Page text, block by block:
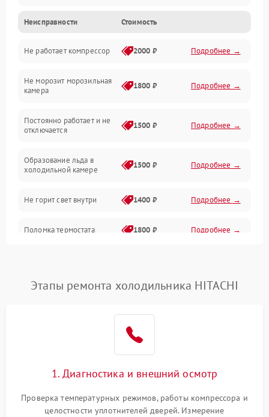
Механика
Электропитание
Дренаж
Неисправности Стоимость
Не работает компрессор 2000 ₽ Подробнее →
Не морозит морозильная
камера
1800 ₽ Подробнее →
Постоянно работает и не
отключается
1500 ₽ Подробнее →
Образование льда в
холодильной камере
1500 ₽ Подробнее →
Не горит свет внутри 1400 ₽ Подробнее →
Поломка термостата 1800 ₽ Подробнее →
Поломка системы No Frost 2600 ₽ Подробнее →
работе
2000 ₽ Подробнее →
Этапы ремонта холодильника HITACHI
1. Диагностика и внешний осмотр
Проверка температурных режимов, работы компрессора и
целостности уплотнителей дверей. Измерение